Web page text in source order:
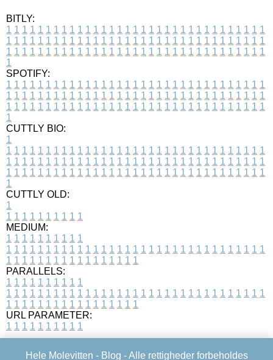
BITLY:
1 1 1 1 1 1 1 1 1 1 1 1 1 1 1 1 1 1 1 1 1 1 1 1 1 1 1 1 1 1 1 1 1
1 1 1 1 1 1 1 1 1 1 1 1 1 1 1 1 1 1 1 1 1 1 1 1 1 1 1 1 1 1 1 1 1
1 1 1 1 1 1 1 1 1 1 1 1 1 1 1 1 1 1 1 1 1 1 1 1 1 1 1 1 1 1 1 1 1
1
SPOTIFY:
1 1 1 1 1 1 1 1 1 1 1 1 1 1 1 1 1 1 1 1 1 1 1 1 1 1 1 1 1 1 1 1 1
1 1 1 1 1 1 1 1 1 1 1 1 1 1 1 1 1 1 1 1 1 1 1 1 1 1 1 1 1 1 1 1 1
1 1 1 1 1 1 1 1 1 1 1 1 1 1 1 1 1 1 1 1 1 1 1 1 1 1 1 1 1 1 1 1 1
1
CUTTLY BIO:
1
1 1 1 1 1 1 1 1 1 1 1 1 1 1 1 1 1 1 1 1 1 1 1 1 1 1 1 1 1 1 1 1 1
1 1 1 1 1 1 1 1 1 1 1 1 1 1 1 1 1 1 1 1 1 1 1 1 1 1 1 1 1 1 1 1 1
1 1 1 1 1 1 1 1 1 1 1 1 1 1 1 1 1 1 1 1 1 1 1 1 1 1 1 1 1 1 1 1 1
1
CUTTLY OLD:
1
1 1 1 1 1 1 1 1 1 1
MEDIUM:
1 1 1 1 1 1 1 1 1 1
1 1 1 1 1 1 1 1 1 1 1 1 1 1 1 1 1 1 1 1 1 1 1 1 1 1 1 1 1 1 1 1 1
1 1 1 1 1 1 1 1 1 1 1 1 1 1 1 1 1
PARALLELS:
1 1 1 1 1 1 1 1 1 1
1 1 1 1 1 1 1 1 1 1 1 1 1 1 1 1 1 1 1 1 1 1 1 1 1 1 1 1 1 1 1 1 1
1 1 1 1 1 1 1 1 1 1 1 1 1 1 1 1 1
URL PARAMETER:
1 1 1 1 1 1 1 1 1 1
Hele Molevitten - Blog - Alle rettigheder forbeholdes